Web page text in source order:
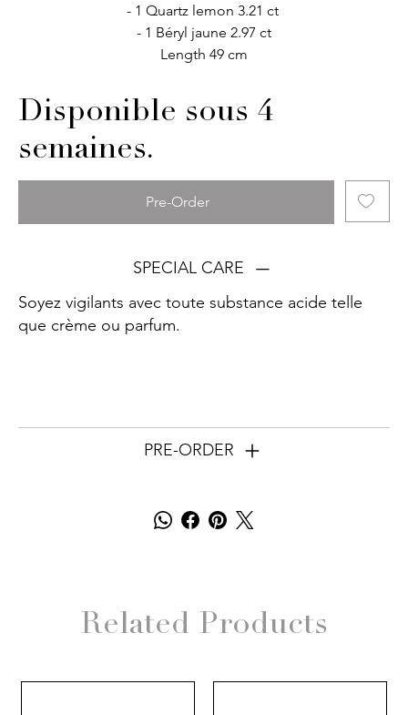
- 1 Quartz lemon 3.21 ct
- 1 Béryl jaune 2.97 ct
Length 49 cm
Disponible sous 4
semaines.
Pre-Order
SPECIAL CARE
Soyez vigilants avec toute substance acide telle
que crème ou parfum.
PRE-ORDER
Related Products